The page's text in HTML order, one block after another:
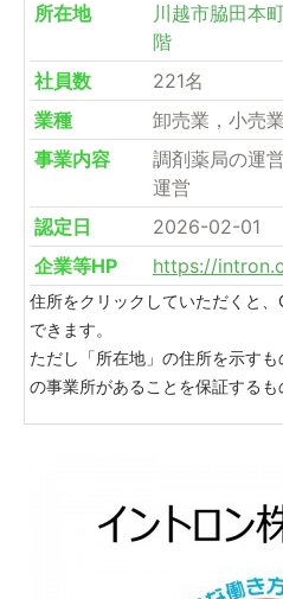
所在地
川越市脇田本
階
社員数
221名
業種
卸売業，小売業
事業内容
調剤薬局の運
運営
認定日
2026-02-01
企業等HP
https://
住所をクリックしていただくと
できます。
ただし「所在地」の住所を示す
の事業所があることを保証する